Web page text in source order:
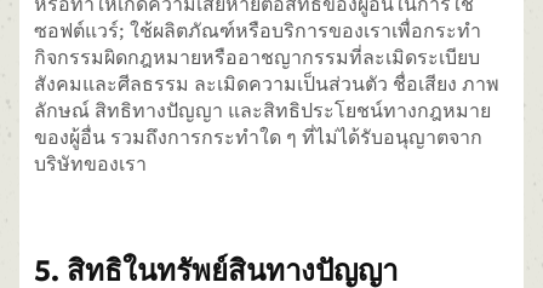
ซอฟต์แวร์; ใช้ผลิตภัณฑ์หรือบริการของเราเพื่อกระทำ
กิจกรรมผิดกฎหมายหรืออาชญากรรมที่ละเมิดระเบียบ
สังคมและศีลธรรม ละเมิดความเป็นส่วนตัว ชื่อเสียง ภาพ
ลักษณ์ สิทธิทางปัญญา และสิทธิประโยชน์ทางกฎหมาย
ของผู้อื่น รวมถึงการกระทำใด ๆ ที่ไม่ได้รับอนุญาตจาก
บริษัทของเรา
5. สิทธิในทรัพย์สินทางปัญญา